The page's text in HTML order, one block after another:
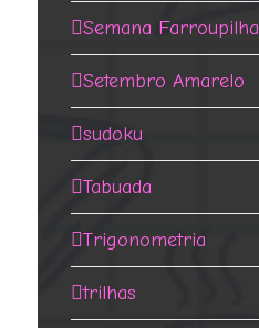
Semana Farroupilha
Setembro Amarelo
sudoku
Tabuada
Trigonometria
trilhas